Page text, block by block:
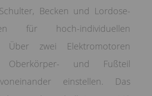
Becken und Lordose-
für hoch-individuellen
Über zwei Elektromotoren
Oberkörper- und Fußteil
einstellen. Das